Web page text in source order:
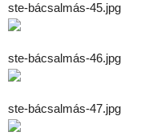
ste-bácsalmás-45.jpg
ste-bácsalmás-46.jpg
ste-bácsalmás-47.jpg